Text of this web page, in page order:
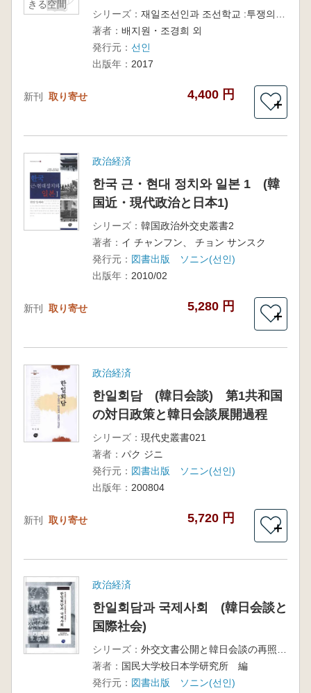
きる空間
シリーズ：
著者： 배지원・조경희 외
発行元： 선인
出版年： 2017
新刊 取り寄せ 4,400 円
＋
政治経済
한국 근・현대 정치와 일본 1 (韓
国近・現代政治と日本1)
シリーズ： 韓国政治外交史叢書2
著者： イ チャンフン、 チョン サンスク
発行元： 図書出版 ソニン(선인)
出版年： 2010/02
新刊 取り寄せ 5,280 円
＋
政治経済
한일회담 (韓日会談) 第1共和国
の対日政策と韓日会談展開過程
シリーズ： 現代史叢書021
著者： パク ジニ
発行元： 図書出版 ソニン(선인)
出版年： 200804
新刊 取り寄せ 5,720 円
＋
政治経済
한일회담과 국제사회 (韓日会談と
国際社会)
シリーズ：
著者： 国民大学校日本学研究所 編
発行元： 図書出版 ソニン(선인)